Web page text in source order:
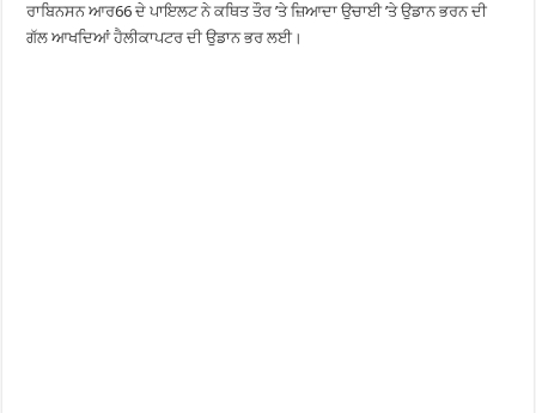
ਰਾਬਿਨਸਨ ਆਰ66 ਦੇ ਪਾਇਲਟ ਨੇ ਕਥਿਤ ਤੌਰ ’ਤੇ ਜ਼ਿਆਦਾ ਉਚਾਈ ’ਤੇ ਉਡਾਨ ਭਰਨ ਦੀ
ਗੱਲ ਆਖਦਿਆਂ ਹੈਲੀਕਾਪਟਰ ਦੀ ਉਡਾਨ ਭਰ ਲਈ।